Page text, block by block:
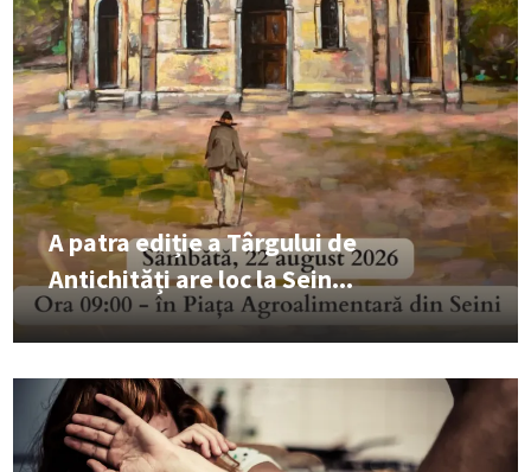
A patra ediție a Târgului de
Antichități are loc la Sein...